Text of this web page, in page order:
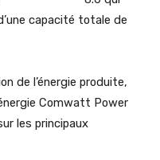
capacité totale de
de l’énergie produite,
Comwatt Power
les principaux